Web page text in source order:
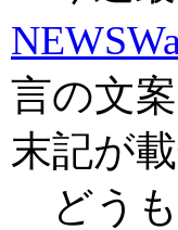
言の文
末記が
どうも